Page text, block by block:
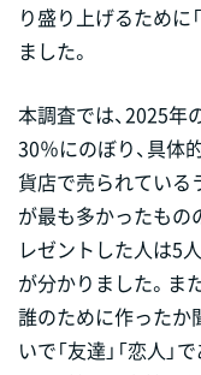
り盛り上げるために
ました。
本調査では、2025
30％にのぼり、具体
貨店で売られている
が最も多かったもの
レゼントした人は5
が分かりました。ま
誰のために作ったか
いで「友達」「恋人